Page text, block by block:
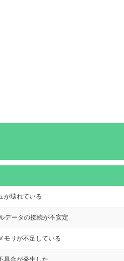
が壊れている
データの接続が不安定
モリが不足している
具合が発生した